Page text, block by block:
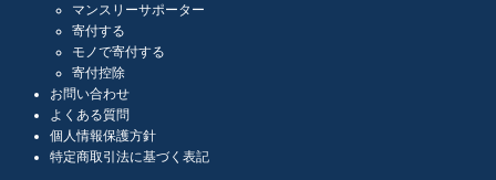
マンスリーサポーター
寄付する
モノで寄付する
寄付控除
お問い合わせ
よくある質問
個人情報保護方針
特定商取引法に基づく表記